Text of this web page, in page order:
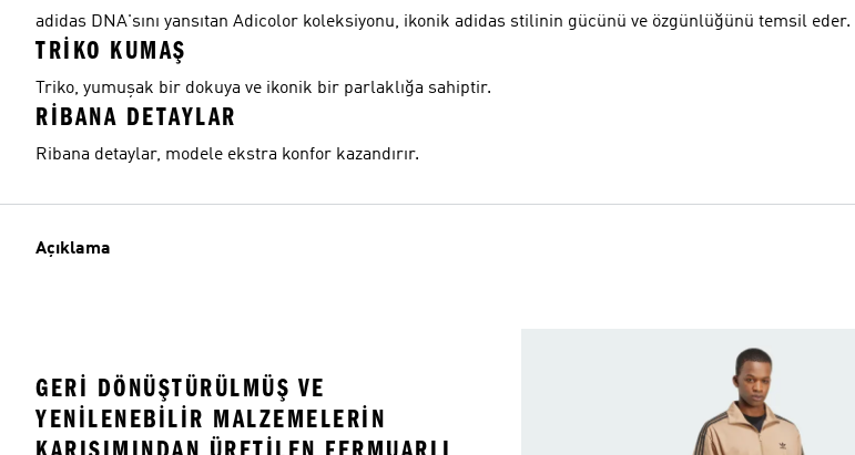
adidas DNA'sını yansıtan Adicolor koleksiyonu, ikonik adidas stilinin gücünü ve özgünlüğünü temsil eder.
TRIKO KUMAŞ
Triko, yumuşak bir dokuya ve ikonik bir parlaklığa sahiptir.
RIBANA DETAYLAR
Ribana detaylar, modele ekstra konfor kazandırır.
Açıklama
GERI DÖNÜŞTÜRÜLMÜŞ VE
YENILENEBILIR MALZEMELERIN